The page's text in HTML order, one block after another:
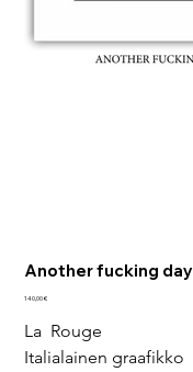
Another fucking day
Hinta
140,00 €
La  Rouge
Italialainen graafikko